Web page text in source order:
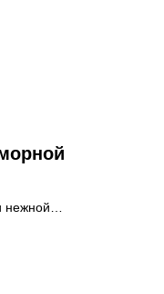
нежной
в нашем